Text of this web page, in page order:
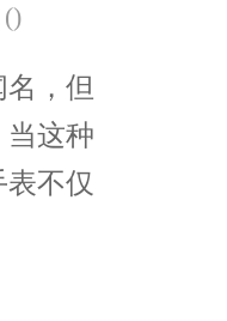
)
，但
当这种
不仅